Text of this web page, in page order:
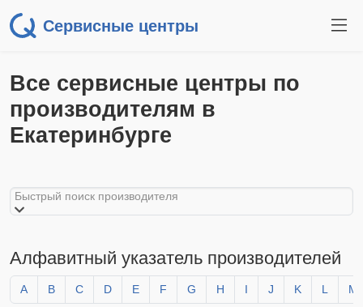
Сервисные центры
Все сервисные центры по
производителям в
Екатеринбурге
Быстрый поиск производителя
Алфавитный указатель производителей
A B C D E F G H I J K L M